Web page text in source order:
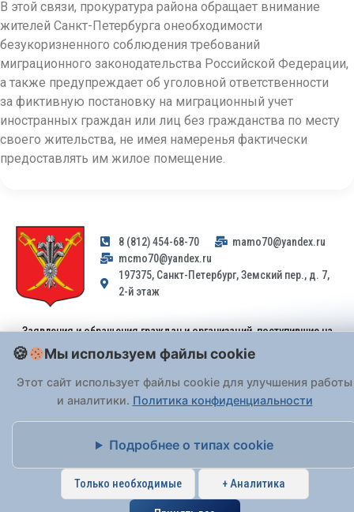
В этой связи, прокуратура района обращает внимание
жителей Санкт-Петербурга онеобходимости
безукоризненного соблюдения требований
миграционного законодательства Российской Федерации,
а также предупреждает об уголовной ответственности
за фиктивную постановку на миграционный учет
иностранных граждан или лиц без гражданства по месту
своего жительства, не имея намеренья фактически
предоставлять им жилое помещение.
8 (812) 454-68-70
mamo70@yandex.ru
mcmo70@yandex.ru
197375, Санкт-Петербург, Земский пер., д. 7,
2-й этаж
Заявления и обращения граждан и организаций, поступившие на
адрес email, не могут быть рассмотрены на основании
Федерального закона от 02.05.2006 № 59-ФЗ
принимаются только: по почте, черезпортал «Госуслуги» (ЕПГУ)
или лично при предъявлении паспорта.
На Сайте действуетПолитика обработки персональных данных
Мы используем файлы cookie
Этот сайт использует файлы cookie для улучшения работы
и аналитики. Политика конфиденциальности
Подробнее о типах cookie
Только необходимые + Аналитика